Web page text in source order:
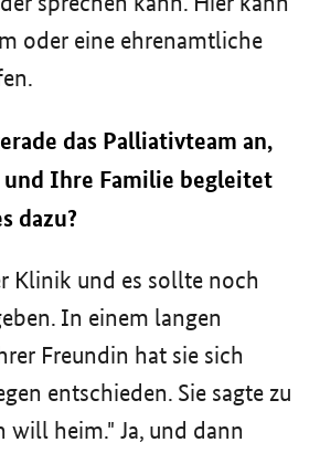
oder eine ehrenamtliche
das Palliativteam an,
und Ihre Familie begleitet
dazu?
Klinik und es sollte noch
In einem langen
Freundin hat sie sich
entschieden. Sie sagte zu
will heim." Ja, und dann